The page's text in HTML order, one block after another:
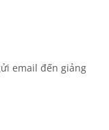
email đến giảng